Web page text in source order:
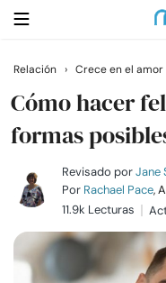
Buscar
Casarse
Relaciones
Familia
Relación › Crece en el amor
Cómo hacer
formas
Revisado porJane
Por Rachael Pace,
11.9k Lecturas